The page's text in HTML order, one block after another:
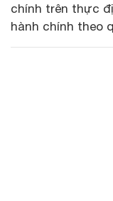
chính trên thực
hành chính theo